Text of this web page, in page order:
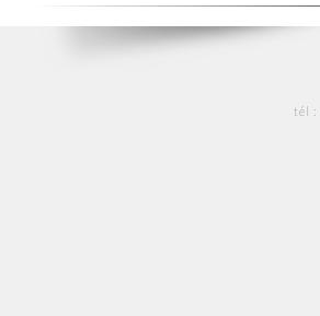
tél :